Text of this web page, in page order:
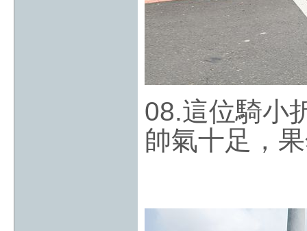
08.這位騎小
帥氣十足，